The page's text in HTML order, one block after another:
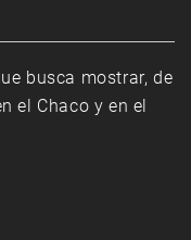
busca mostrar, de
el Chaco y en el